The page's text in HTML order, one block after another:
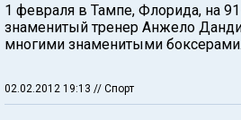
1 февраля в Тампе, Флорида, на
знаменитый тренер Анжело
многими знаменитыми боксерами.
02.02.2012 19:13 // Спорт